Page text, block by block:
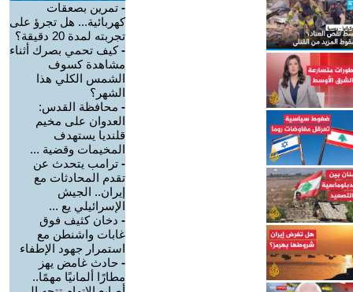
- تمرين بصعقات
كهربائية... هل تجرؤ على
تجربته لمدة 20 دقيقة؟
-كيف تحمي بصرك أثناء
مشاهدة كسوف
الشمس الكلي هذا
الشهر؟
- محافظة القدس:
العدوان على مخيم
قلنديا يستهدف
المخيمات وقضية ...
- ترامب يتحدث عن
تقدم المحادثات مع
إيران.. الجيش
الإسرائيلي يع ...
- دخان كثيف فوق
غابات واشنطن مع
استمرار جهود الإطفاء
- حادث غامض يهز
مطارًا ألمانيًا مهمًا..